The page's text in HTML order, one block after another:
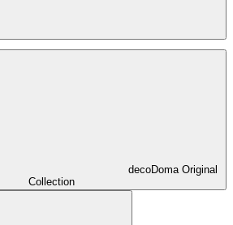
decoDoma Original
Collection